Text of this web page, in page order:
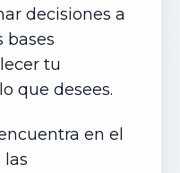
decisiones a
bases
tu
que desees.
en el